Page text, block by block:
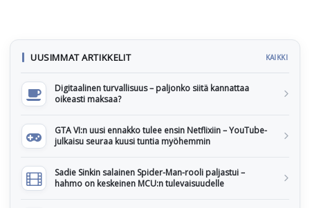
UUSIMMAT ARTIKKELIT KAIKKI
Digitaalinen turvallisuus – paljonko siitä kannattaa
oikeasti maksaa?
GTA VI:n uusi ennakko tulee ensin Netflixiin – YouTube-
julkaisu seuraa kuusi tuntia myöhemmin
Sadie Sinkin salainen Spider-Man-rooli paljastui –
hahmo on keskeinen MCU:n tulevaisuudelle